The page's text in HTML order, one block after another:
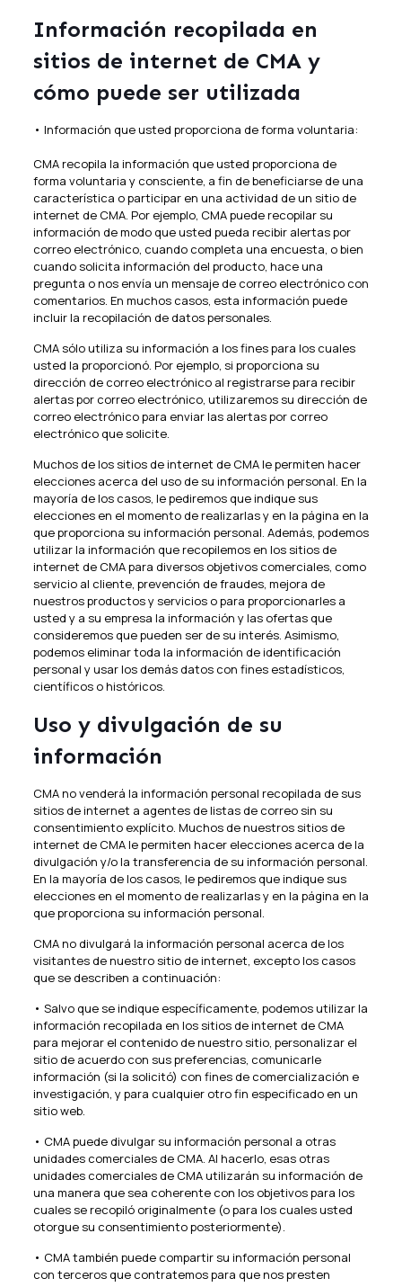
Información recopilada en
sitios de internet de CMA y
cómo puede ser utilizada
• Información que usted proporciona de forma voluntaria:
CMA recopila la información que usted proporciona de
forma voluntaria y consciente, a fin de beneficiarse de una
característica o participar en una actividad de un sitio de
internet de CMA. Por ejemplo, CMA puede recopilar su
información de modo que usted pueda recibir alertas por
correo electrónico, cuando completa una encuesta, o bien
cuando solicita información del producto, hace una
pregunta o nos envía un mensaje de correo electrónico con
comentarios. En muchos casos, esta información puede
incluir la recopilación de datos personales.
CMA sólo utiliza su información a los fines para los cuales
usted la proporcionó. Por ejemplo, si proporciona su
dirección de correo electrónico al registrarse para recibir
alertas por correo electrónico, utilizaremos su dirección de
correo electrónico para enviar las alertas por correo
electrónico que solicite.
Muchos de los sitios de internet de CMA le permiten hacer
elecciones acerca del uso de su información personal. En la
mayoría de los casos, le pediremos que indique sus
elecciones en el momento de realizarlas y en la página en la
que proporciona su información personal. Además, podemos
utilizar la información que recopilemos en los sitios de
internet de CMA para diversos objetivos comerciales, como
servicio al cliente, prevención de fraudes, mejora de
nuestros productos y servicios o para proporcionarles a
usted y a su empresa la información y las ofertas que
consideremos que pueden ser de su interés. Asimismo,
podemos eliminar toda la información de identificación
personal y usar los demás datos con fines estadísticos,
científicos o históricos.
Uso y divulgación de su
información
CMA no venderá la información personal recopilada de sus
sitios de internet a agentes de listas de correo sin su
consentimiento explícito. Muchos de nuestros sitios de
internet de CMA le permiten hacer elecciones acerca de la
divulgación y/o la transferencia de su información personal.
En la mayoría de los casos, le pediremos que indique sus
elecciones en el momento de realizarlas y en la página en la
que proporciona su información personal.
CMA no divulgará la información personal acerca de los
visitantes de nuestro sitio de internet, excepto los casos
que se describen a continuación:
• Salvo que se indique específicamente, podemos utilizar la
información recopilada en los sitios de internet de CMA
para mejorar el contenido de nuestro sitio, personalizar el
sitio de acuerdo con sus preferencias, comunicarle
información (si la solicitó) con fines de comercialización e
investigación, y para cualquier otro fin especificado en un
sitio web.
• CMA puede divulgar su información personal a otras
unidades comerciales de CMA. Al hacerlo, esas otras
unidades comerciales de CMA utilizarán su información de
una manera que sea coherente con los objetivos para los
cuales se recopiló originalmente (o para los cuales usted
otorgue su consentimiento posteriormente).
• CMA también puede compartir su información personal
con terceros que contratemos para que nos presten